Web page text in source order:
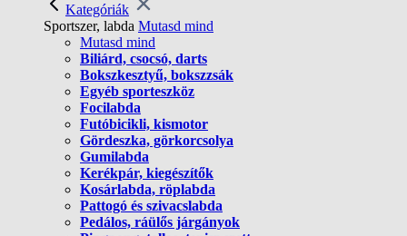
Kategóriák
Sportszer, labda Mutasd mind
Mutasd mind
Biliárd, csocsó, darts
Bokszkesztyű, bokszzsák
Egyéb sporteszköz
Focilabda
Futóbicikli, kismotor
Gördeszka, görkorcsolya
Gumilabda
Kerékpár, kiegészítők
Kosárlabda, röplabda
Pattogó és szivacslabda
Pedálos, ráülős járgányok